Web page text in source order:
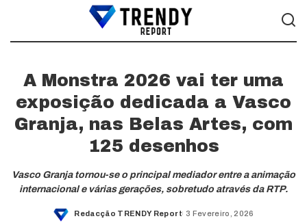
A Monstra 2026 vai ter uma
exposição dedicada a Vasco
Granja, nas Belas Artes, com
125 desenhos
Vasco Granja tornou-se o principal mediador entre a animação
internacional e várias gerações, sobretudo através da RTP.
Posted
Redacção TRENDY Report 3 Fevereiro, 2026